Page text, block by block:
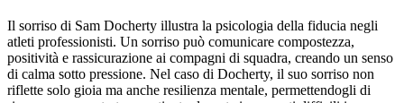
Il sorriso di Sam Docherty illustra la psicologia della fiducia negli
atleti professionisti. Un sorriso può comunicare compostezza,
positività e rassicurazione ai compagni di squadra, creando un senso
di calma sotto pressione. Nel caso di Docherty, il suo sorriso non
riflette solo gioia ma anche resilienza mentale, permettendogli di